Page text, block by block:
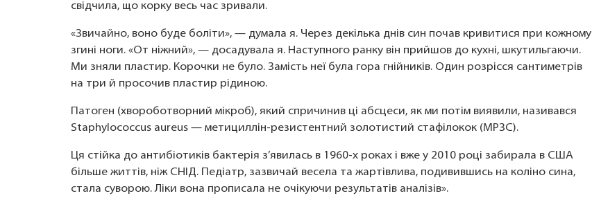
свідчила, що корку весь час зривали.
«Звичайно, воно буде боліти», — думала я. Через декілька днів син почав кривитися при кожному
згині ноги. «От ніжний», — досадувала я. Наступного ранку він прийшов до кухні, шкутильгаючи.
Ми зняли пластир. Корочки не було. Замість неї була гора гнійників. Один розрісся сантиметрів
на три й просочив пластир рідиною.
Патоген (хвороботворний мікроб), який спричинив ці абсцеси, як ми потім виявили, називався
Staphylococcus aureus — метициллін-резистентний золотистий стафілокок (МРЗС).
Ця стійка до антибіотиків бактерія з’явилась в 1960-х роках і вже у 2010 році забирала в США
більше життів, ніж СНІД. Педіатр, зазвичай весела та жартівлива, подивившись на коліно сина,
стала суворою. Ліки вона прописала не очікуючи результатів аналізів».